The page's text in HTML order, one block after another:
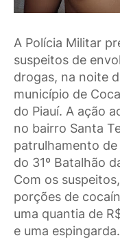
A Polícia Militar
suspeitos de
drogas, na noite
município de
do Piauí. A ação
no bairro Santa
patrulhamento
do 31º Batalhão
Com os
porções de
uma quantia de
e uma